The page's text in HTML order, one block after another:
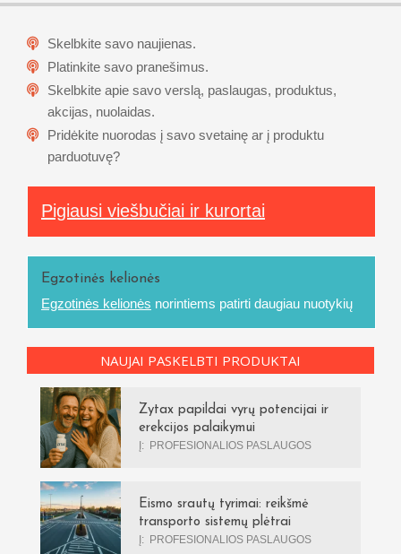
Skelbkite savo naujienas.
Platinkite savo pranešimus.
Skelbkite apie savo verslą, paslaugas, produktus,
akcijas, nuolaidas.
Pridėkite nuorodas į savo svetainę ar į produktu
parduotuvę?
Pigiausi viešbučiai ir kurortai
Egzotinės kelionės
Egzotinės kelionės norintiems patirti daugiau nuotykių
NAUJAI PASKELBTI PRODUKTAI
Zytax papildai vyrų potencijai ir
erekcijos palaikymui
Į: PROFESIONALIOS PASLAUGOS
Eismo srautų tyrimai: reikšmė
transporto sistemų plėtrai
Į: PROFESIONALIOS PASLAUGOS